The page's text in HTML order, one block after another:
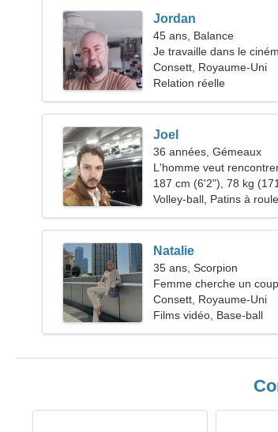
Jordan
45 ans, Balance
Je travaille dans le
gentille femme
Consett, Royaume-Uni
Relation réelle
Joel
36 années, Gémeaux
L'homme veut
187 cm (6'2"), 78 kg
Volley-ball, Patins à
Natalie
35 ans, Scorpion
Femme cherche un
Consett, Royaume-Uni
Films vidéo, Base-ball